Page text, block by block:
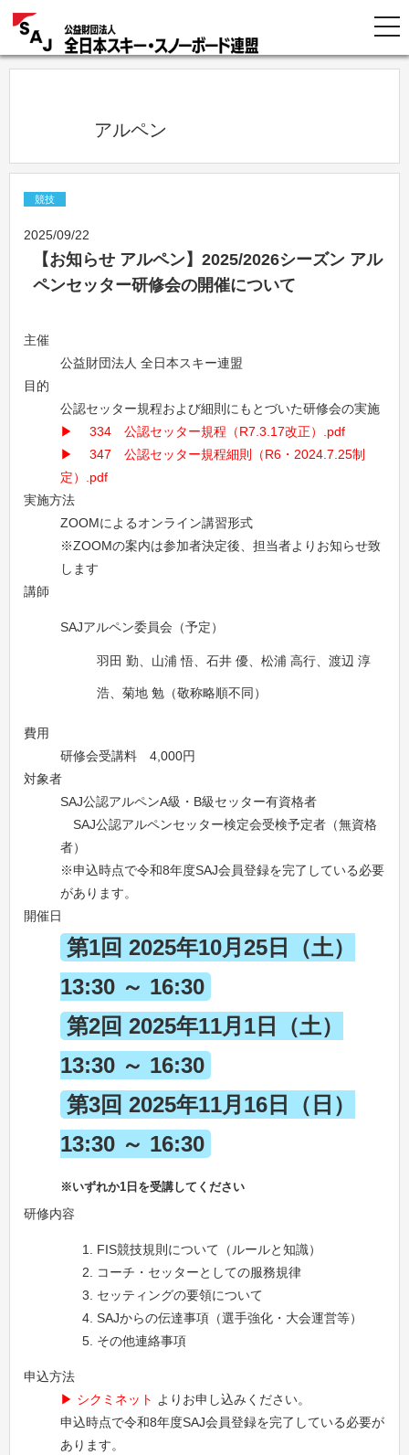
            アルペン
競技
2025/09/22
【お知らせ アルペン】2025/2026シーズン アル
ペンセッター研修会の開催について
主催
公益財団法人 全日本スキー連盟
目的
公認セッター規程および細則にもとづいた研修会の実施
334 公認セッター規程（R7.3.17改正）.pdf
347 公認セッター規程細則（R6・2024.7.25制
定）.pdf
実施方法
ZOOMによるオンライン講習形式
※ZOOMの案内は参加者決定後、担当者よりお知らせ致
します
講師
SAJアルペン委員会（予定）
羽田 勤、山浦 悟、石井 優、松浦 高行、渡辺 淳
浩、菊地 勉（敬称略順不同）
費用
研修会受講料 4,000円
対象者
SAJ公認アルペンA級・B級セッター有資格者
SAJ公認アルペンセッター検定会受検予定者（無資格
者）
※申込時点で令和8年度SAJ会員登録を完了している必要
があります。
開催日
第1回 2025年10月25日（土）
13:30 ～ 16:30
第2回 2025年11月1日（土）
13:30 ～ 16:30
第3回 2025年11月16日（日）
13:30 ～ 16:30
※いずれか1日を受講してください
研修内容
FIS競技規則について（ルールと知識）
コーチ・セッターとしての服務規律
セッティングの要領について
SAJからの伝達事項（選手強化・大会運営等）
その他連絡事項
申込方法
シクミネット よりお申し込みください。
申込時点で令和8年度SAJ会員登録を完了している必要が
あります。